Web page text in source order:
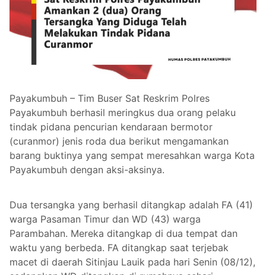
Payakumbuh – Tim Buser Sat Reskrim Polres
Payakumbuh berhasil meringkus dua orang pelaku
tindak pidana pencurian kendaraan bermotor
(curanmor) jenis roda dua berikut mengamankan
barang buktinya yang sempat meresahkan warga Kota
Payakumbuh dengan aksi-aksinya.
Dua tersangka yang berhasil ditangkap adalah FA (41)
warga Pasaman Timur dan WD (43) warga
Parambahan. Mereka ditangkap di dua tempat dan
waktu yang berbeda. FA ditangkap saat terjebak
macet di daerah Sitinjau Lauik pada hari Senin (08/12),